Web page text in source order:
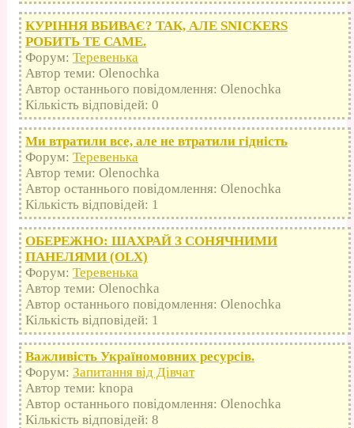
КУРІННЯ ВБИВАЄ? ТАК, АЛЕ SNICKERS
РОБИТЬ ТЕ САМЕ.
Форум: Теревенька
Автор теми: Olenochka
Автор останнього повідомлення: Olenochka
Кількість відповідей: 0
Ми втратили все, але не втратили гідність
Форум: Теревенька
Автор теми: Olenochka
Автор останнього повідомлення: Olenochka
Кількість відповідей: 1
ОБЕРЕЖНО: ШАХРАЙ З СОНЯЧНИМИ
ПАНЕЛЯМИ (OLX)
Форум: Теревенька
Автор теми: Olenochka
Автор останнього повідомлення: Olenochka
Кількість відповідей: 1
Важливість Україномовних ресурсів.
Форум: Запитання від Дівчат
Автор теми: knopa
Автор останнього повідомлення: Olenochka
Кількість відповідей: 8